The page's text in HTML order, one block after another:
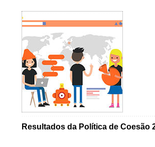
Resultados da Política de Coesão